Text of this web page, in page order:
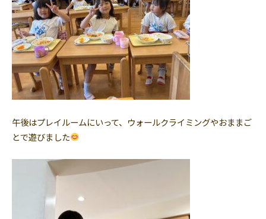
午後はプレイルームにいって、ウォールクライミングやおままご
とで遊びました